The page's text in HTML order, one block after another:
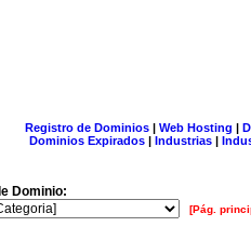
Registro de Dominios| Web Hosting |
Dominios Expirados | Industrias |
Dominio:
[Pág.